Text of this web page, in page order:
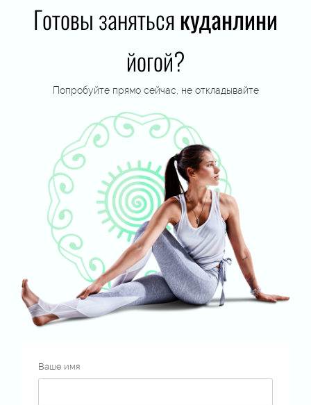
Готовы занятьсякуданлини
йогой?
Попробуйте прямо сейчас, не откладывайте
Ваше имя